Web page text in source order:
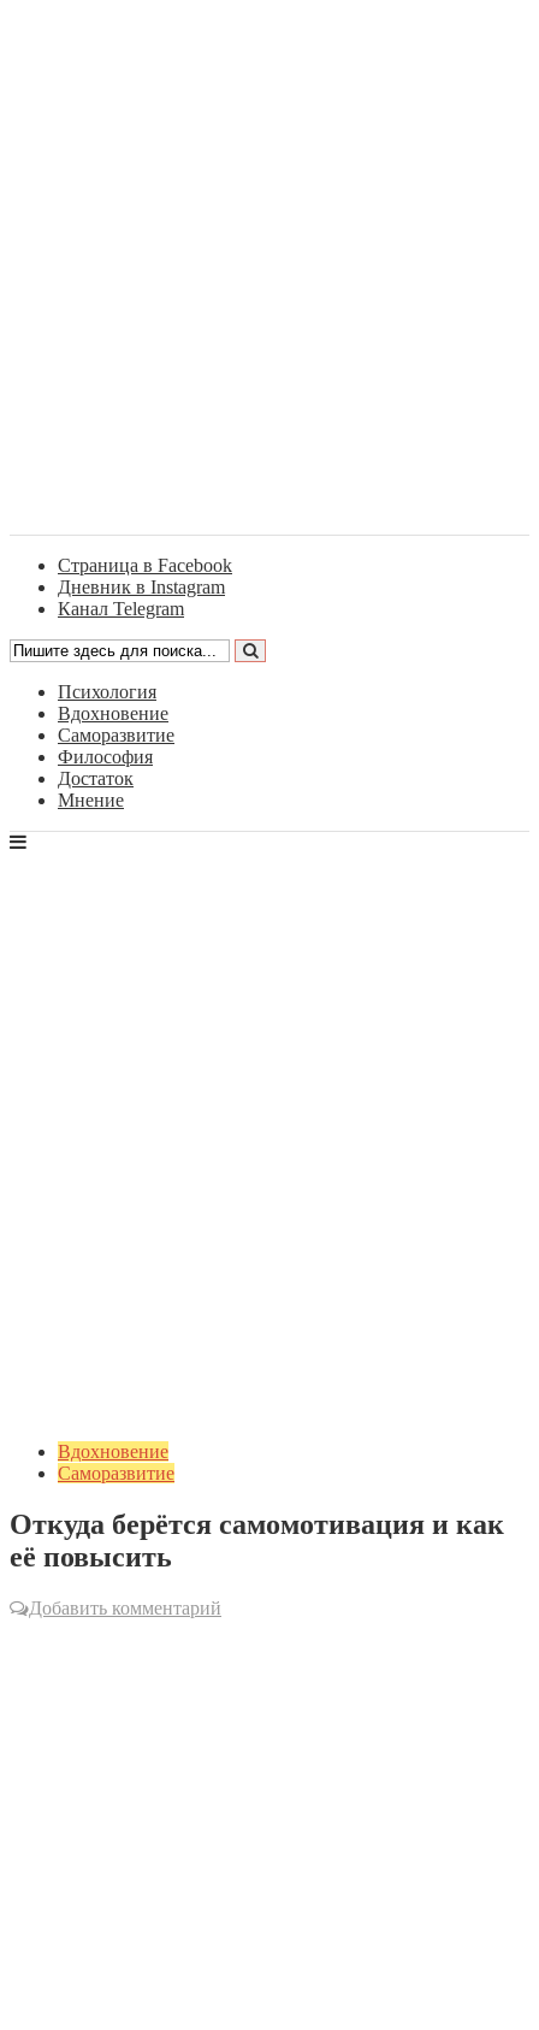
Страница в Facebook
Дневник в Instagram
Канал Telegram
Психология
Вдохновение
Саморазвитие
Философия
Достаток
Мнение
Вдохновение
Саморазвитие
Откуда берётся самомотивация и как
её повысить
Добавить комментарий